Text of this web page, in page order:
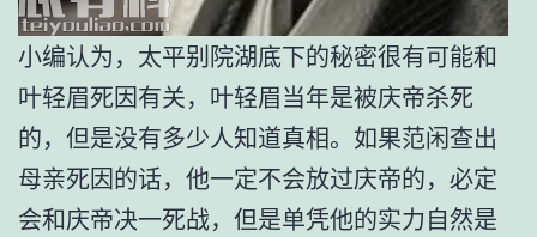
小编认为，太平别院湖底下的秘密很有可能和
叶轻眉死因有关，叶轻眉当年是被庆帝杀死
的，但是没有多少人知道真相。如果范闲查出
母亲死因的话，他一定不会放过庆帝的，必定
会和庆帝决一死战，但是单凭他的实力自然是